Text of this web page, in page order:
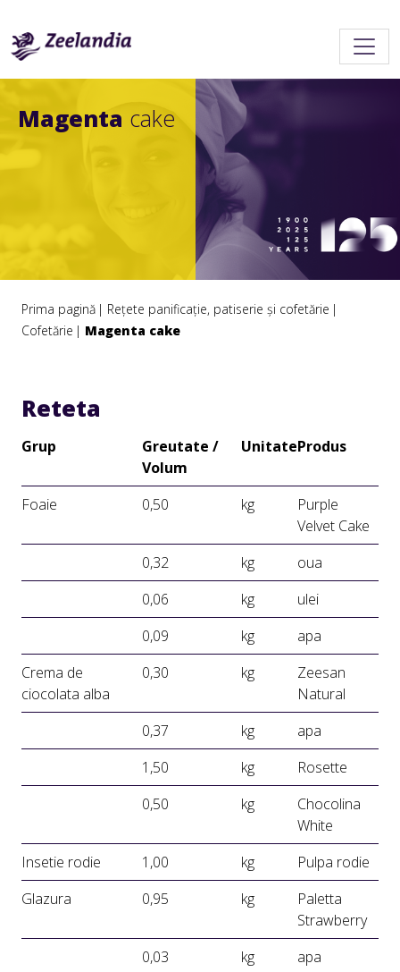
Magenta cake
Prima pagină
Rețete panificație, patiserie și cofetărie
Cofetărie
Magenta cake
Reteta
Grup
Greutate /
Volum
UnitateProdus
Foaie 0,50 kg
Purple
Velvet Cake
0,32
kg
oua
0,06
kg
ulei
0,09
kg
apa
Crema de
ciocolata alba
0,30 kg
Zeesan
Natural
0,37
kg
apa
1,50
kg
Rosette
0,50
kg
Chocolina
White
Insetie rodie
1,00 kg
Pulpa rodie
Glazura
0,95 kg
Paletta
Strawberry
0,03
kg
apa